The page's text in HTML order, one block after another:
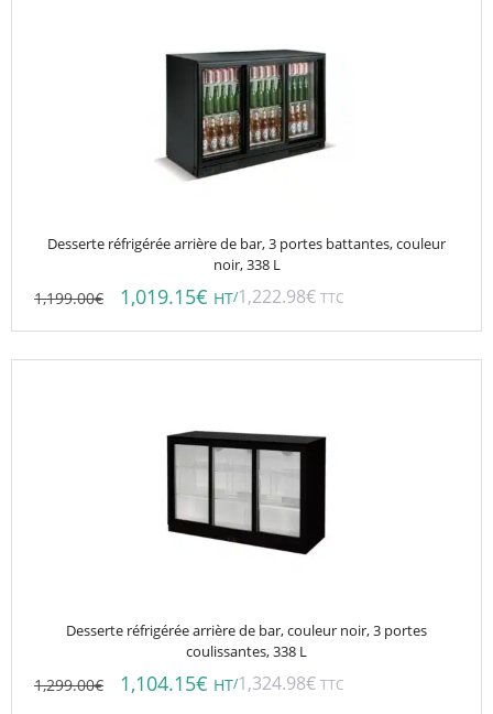
Desserte réfrigérée arrière de bar, 3 portes battantes, couleur
noir, 338 L
1,199.00€ 1,019.15€ HT/1,222.98€ TTC
Desserte réfrigérée arrière de bar, couleur noir, 3 portes
coulissantes, 338 L
1,299.00€ 1,104.15€ HT/1,324.98€ TTC